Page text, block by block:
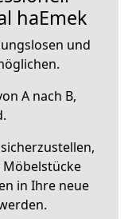
haEmek
und
A nach B,
in Ihre neue